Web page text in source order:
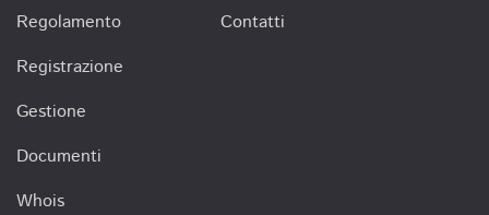
Regolamento
Registrazione
Gestione
Documenti
Whois
Contatti